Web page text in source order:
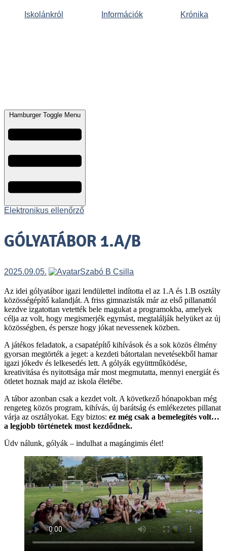
Iskolánkról Információk Krónika
Hamburger Toggle Menu
Elektronikus ellenőrző
GÓLYATÁBOR 1.A/B
2025.09.05. Szabó B Csilla
Az idei gólyatábor igazi lendülettel indította el az 1.A és 1.B osztály
közösségépítő kalandját. A friss gimnazisták már az első pillanattól
kezdve izgatottan vetették bele magukat a programokba, amelyek
célja az volt, hogy megismerjék egymást, megtalálják helyüket az új
közösségben, és persze hogy jókat nevessenek közben.
A játékos feladatok, a csapatépítő kihívások és a sok közös élmény
gyorsan megtörték a jeget: a kezdeti bátortalan nevetésekből hamar
igazi jókedv és lelkesedés lett. A gólyák együttműködése,
kreativitása és nyitottsága már most megmutatta, mennyi energiát és
ötletet hoznak majd az iskola életébe.
A tábor azonban csak a kezdet volt. A következő hónapokban még
rengeteg közös program, kihívás, új barátság és emlékezetes pillanat
várja az osztályokat. Egy biztos: ez még csak a bemelegítés volt…
a legjobb történetek most kezdődnek.
Üdv nálunk, gólyák – indulhat a magángimis élet!